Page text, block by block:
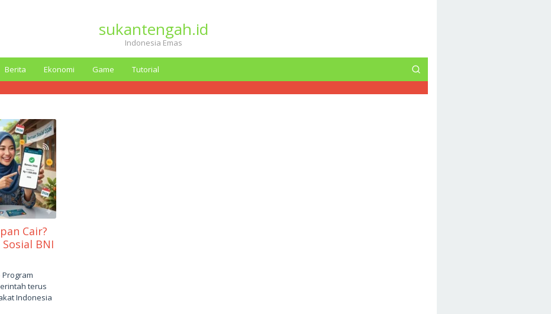
sukantengah.id
Indonesia Emas
Berita Ekonomi Game Tutorial
Cair?
BNI
Program
terus
Indonesia